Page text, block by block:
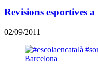
Revisions esportives a
02/09/2011